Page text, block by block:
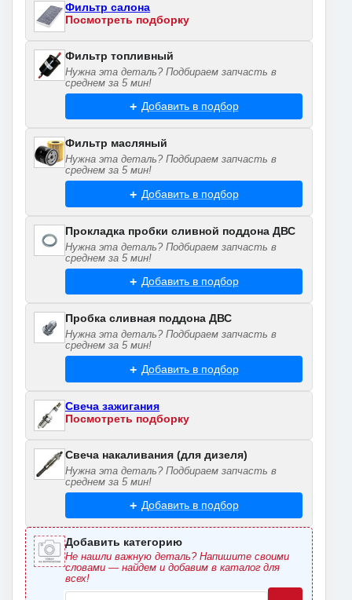
Фильтр салона
Посмотреть подборку
Фильтр топливный
Нужна эта деталь? Подбираем запчасть в
среднем за 5 мин!
Добавить в подбор
Фильтр масляный
Нужна эта деталь? Подбираем запчасть в
среднем за 5 мин!
Добавить в подбор
Прокладка пробки сливной поддона ДВС
Нужна эта деталь? Подбираем запчасть в
среднем за 5 мин!
Добавить в подбор
Пробка сливная поддона ДВС
Нужна эта деталь? Подбираем запчасть в
среднем за 5 мин!
Добавить в подбор
Свеча зажигания
Посмотреть подборку
Свеча накаливания (для дизеля)
Нужна эта деталь? Подбираем запчасть в
среднем за 5 мин!
Добавить в подбор
Добавить категорию
Не нашли важную деталь? Напишите своими
словами — найдем и добавим в каталог для
всех!